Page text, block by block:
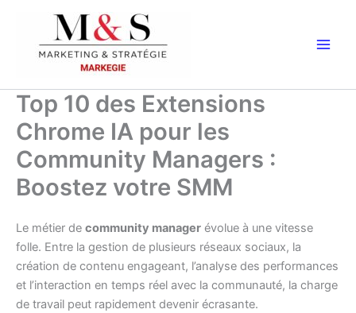
contenu
Top 10 des Extensions
Chrome IA pour les
Community Managers :
Boostez votre SMM
Le métier de community manager évolue à une vitesse
folle. Entre la gestion de plusieurs réseaux sociaux, la
création de contenu engageant, l’analyse des performances
et l’interaction en temps réel avec la communauté, la charge
de travail peut rapidement devenir écrasante.